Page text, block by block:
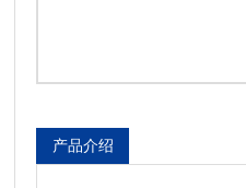
产品介绍